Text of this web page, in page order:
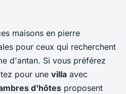
maisons en pierre
pour ceux qui recherchent
d'antan. Si vous préférez
pour une villa avec
d'hôtes proposent